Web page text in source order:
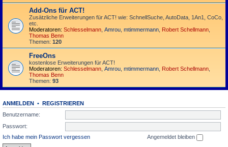
Add-Ons für ACT!
Zusätzliche Erweiterungen für ACT! wie: SchnellSuche, AutoData, 1An1, CoCo,
etc.
Moderatoren: Schlesselmann Amrou mtimmermann Robert Schellmann
Thomas Benn
Themen: 120
FreeOns
kostenlose Erweiterungen für ACT!
Moderatoren: Schlesselmann Amrou mtimmermann Robert Schellmann
Thomas Benn
Themen: 93
ANMELDEN • REGISTRIEREN
Benutzername:
Passwort:
Ich habe mein Passwort vergessen
Angemeldet bleiben